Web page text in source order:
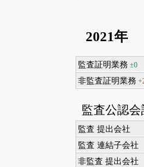
2021年
監査証明業務±0
非監査証明業務
監査公認
監査 提出会社
監査 連結子会社
非監査 提出会社